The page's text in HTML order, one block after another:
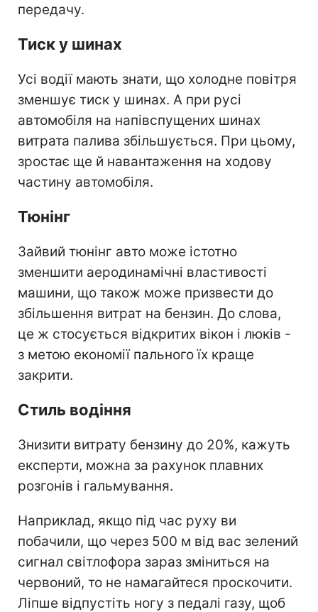
передачу.
Тиск у шинах
Усі водії мають знати, що холодне повітря
зменшує тиск у шинах. А при русі
автомобіля на напівспущених шинах
витрата палива збільшується. При цьому,
зростає ще й навантаження на ходову
частину автомобіля.
Тюнінг
Зайвий тюнінг авто може істотно
зменшити аеродинамічні властивості
машини, що також може призвести до
збільшення витрат на бензин. До слова,
це ж стосується відкритих вікон і люків -
з метою економії пального їх краще
закрити.
Стиль водіння
Знизити витрату бензину до 20%, кажуть
експерти, можна за рахунок плавних
розгонів і гальмування.
Наприклад, якщо під час руху ви
побачили, що через 500 м від вас зелений
сигнал світлофора зараз зміниться на
червоний, то не намагайтеся проскочити.
Ліпше відпустіть ногу з педалі газу, щоб